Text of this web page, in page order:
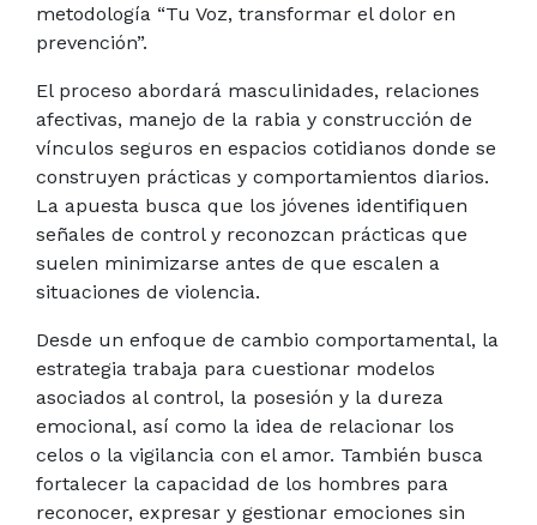
metodología “Tu Voz, transformar el dolor en
prevención”.
El proceso abordará masculinidades, relaciones
afectivas, manejo de la rabia y construcción de
vínculos seguros en espacios cotidianos donde se
construyen prácticas y comportamientos diarios.
La apuesta busca que los jóvenes identifiquen
señales de control y reconozcan prácticas que
suelen minimizarse antes de que escalen a
situaciones de violencia.
Desde un enfoque de cambio comportamental, la
estrategia trabaja para cuestionar modelos
asociados al control, la posesión y la dureza
emocional, así como la idea de relacionar los
celos o la vigilancia con el amor. También busca
fortalecer la capacidad de los hombres para
reconocer, expresar y gestionar emociones sin